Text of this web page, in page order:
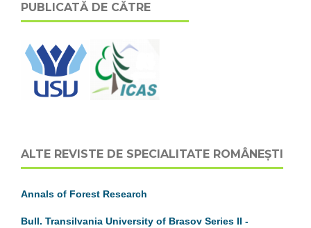
PUBLICATĂ DE CĂTRE
ALTE REVISTE DE SPECIALITATE ROMÂNEȘTI
Annals of Forest Research
Bull. Transilvania University of Brasov Series II -